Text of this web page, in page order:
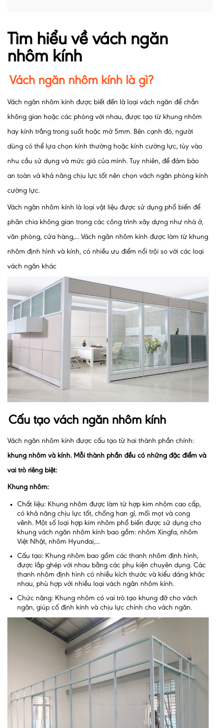
Tìm hiểu về vách ngăn
nhôm kính
Vách ngăn nhôm kính là gì?
Vách ngăn nhôm kính được biết đến là loại vách ngăn để chắn
không gian hoặc các phòng với nhau, được tạo từ khung nhôm
hay kính trắng trong suốt hoặc mờ 5mm. Bên cạnh đó, người
dùng có thể lựa chọn kính thường hoặc kính cường lực, tùy vào
nhu cầu sử dụng và mức giá của mình. Tuy nhiên, để đảm bảo
an toàn và khả năng chịu lực tốt nên chọn vách ngăn phòng kính
cường lực.
Vách ngăn nhôm kính là loại vật liệu được sử dụng phổ biến để
phân chia không gian trong các công trình xây dựng như nhà ở,
văn phòng, cửa hàng,... Vách ngăn nhôm kính được làm từ khung
nhôm định hình và kính, có nhiều ưu điểm nổi trội so với các loại
vách ngăn khác
Cấu tạo vách ngăn nhôm kính
Vách ngăn nhôm kính được cấu tạo từ hai thành phần chính:
khung nhôm và kính. Mỗi thành phần đều có những đặc điểm và
vai trò riêng biệt:
Khung nhôm:
Chất liệu: Khung nhôm được làm từ hợp kim nhôm cao cấp,
có khả năng chịu lực tốt, chống han gỉ, mối mọt và cong
vênh. Một số loại hợp kim nhôm phổ biến được sử dụng cho
khung vách ngăn nhôm kính bao gồm: nhôm Xingfa, nhôm
Việt Nhật, nhôm Hyundai,...
Cấu tạo: Khung nhôm bao gồm các thanh nhôm định hình,
được lắp ghép với nhau bằng các phụ kiện chuyên dụng. Các
thanh nhôm định hình có nhiều kích thước và kiểu dáng khác
nhau, phù hợp với nhiều loại vách ngăn nhôm kính.
Chức năng: Khung nhôm có vai trò tạo khung đỡ cho vách
ngăn, giúp cố định kính và chịu lực chính cho vách ngăn.